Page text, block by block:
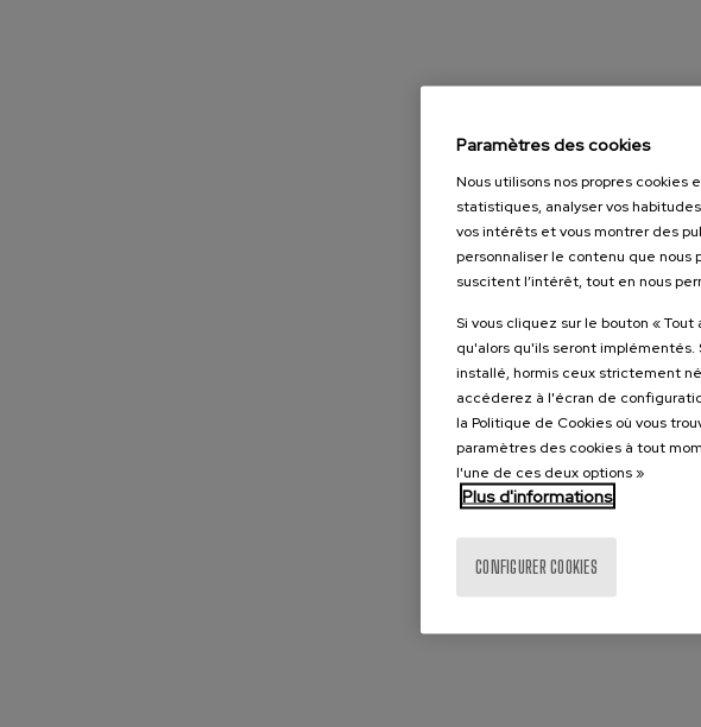
Paramètres des cookies
Nous utilisons nos propres
statistiques, analyser vos
vos intérêts et vous montrer des
personnaliser le contenu que nous
suscitent l’intérêt, tout en nous
Si vous cliquez sur le bouton «
qu'alors qu'ils seront implémentés.
installé, hormis ceux strictement
accéderez à l'écran de
la Politique de Cookies où vous
paramètres des cookies à tout
l'une de ces deux options »
Plus d'informations
CONFIGURER COOKIES